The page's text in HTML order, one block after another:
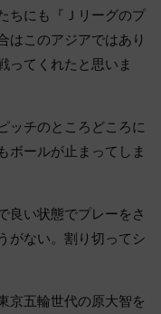
ちにも『Ｊリーグのプ
はこのアジアではあり
ってくれたと思いま
ッチのところどころに
ボールが止まってしま
良い状態でプレーをさ
がない。割り切ってシ
京五輪世代の原大智を